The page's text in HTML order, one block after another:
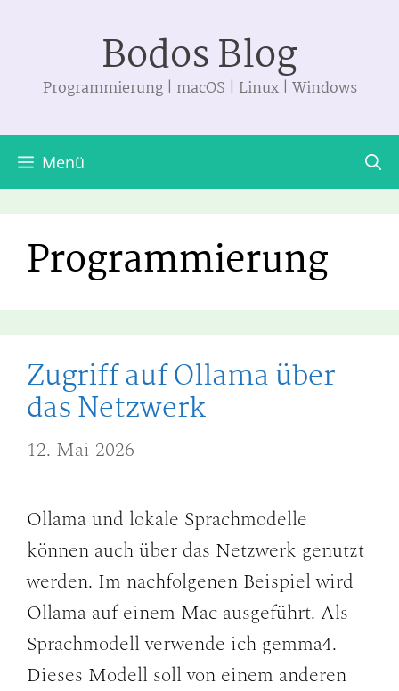
springen
Bodos Blog
Programmierung | macOS | Linux | Windows
Menü
Programmierung
Zugriff auf Ollama über
das Netzwerk
12. Mai 2026
Ollama und lokale Sprachmodelle
können auch über das Netzwerk genutzt
werden. Im nachfolgenen Beispiel wird
Ollama auf einem Mac ausgeführt. Als
Sprachmodell verwende ich gemma4.
Dieses Modell soll von einem anderen